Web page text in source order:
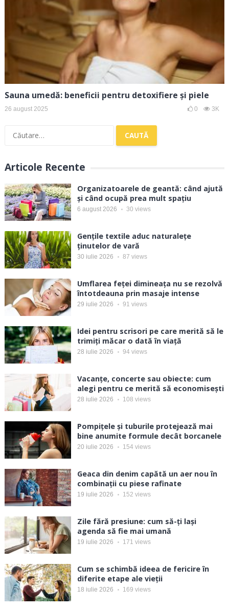
Sauna umedă: beneficii pentru detoxifiere și piele
26 august 2025 0 3K
Caută
Articole Recente
Organizatoarele de geantă: când ajută
și când ocupă prea mult spațiu
6 august 2026 30 views
Gențile textile aduc naturalețe
ținutelor de vară
30 iulie 2026 87 views
Umflarea feței dimineața nu se rezolvă
întotdeauna prin masaje intense
29 iulie 2026 91 views
Idei pentru scrisori pe care merită să le
trimiți măcar o dată în viață
28 iulie 2026 94 views
Vacanțe, concerte sau obiecte: cum
alegi pentru ce merită să economisești
28 iulie 2026 108 views
Pompițele și tuburile protejează mai
bine anumite formule decât borcanele
20 iulie 2026 154 views
Geaca din denim capătă un aer nou în
combinații cu piese rafinate
19 iulie 2026 152 views
Zile fără presiune: cum să-ți lași
agenda să fie mai umană
19 iulie 2026 171 views
Cum se schimbă ideea de fericire în
diferite etape ale vieții
18 iulie 2026 169 views